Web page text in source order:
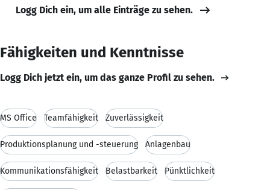
Logg Dich ein, um alle Einträge zu sehen.
Fähigkeiten und Kenntnisse
Logg Dich jetzt ein, um das ganze Profil zu sehen.
MS Office Teamfähigkeit Zuverlässigkeit
Produktionsplanung und -steuerung Anlagenbau
Kommunikationsfähigkeit Belastbarkeit Pünktlichkeit